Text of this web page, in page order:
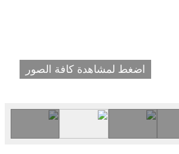
اضغط لمشاهدة كافة الصور